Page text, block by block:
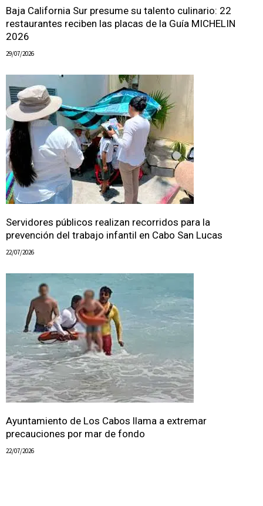
Baja California Sur presume su talento culinario: 22
restaurantes reciben las placas de la Guía MICHELIN
2026
29/07/2026
Servidores públicos realizan recorridos para la
prevención del trabajo infantil en Cabo San Lucas
22/07/2026
Ayuntamiento de Los Cabos llama a extremar
precauciones por mar de fondo
22/07/2026